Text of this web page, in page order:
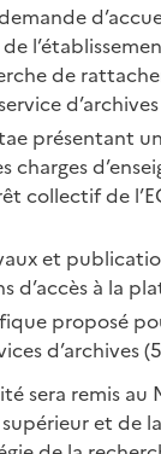
de
présentant
charges
collectif de
et
d’accès à la
proposé
d’archives
sera remis au
et de